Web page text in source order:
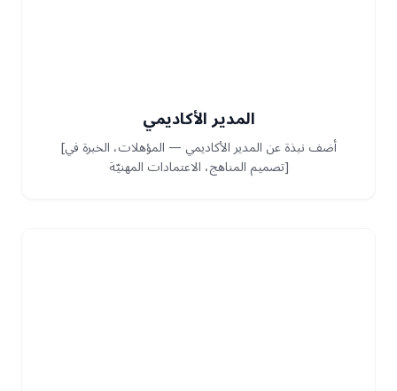
المدير الأكاديمي
[أضف نبذة عن المدير الأكاديمي — المؤهلات، الخبرة في
تصميم المناهج، الاعتمادات المهنيّة]